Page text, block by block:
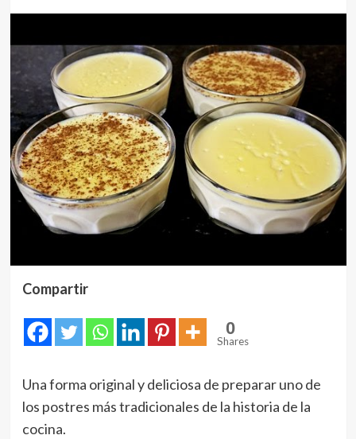
Compartir
0
Shares
Una forma original y deliciosa de preparar uno de
los postres más tradicionales de la historia de la
cocina.